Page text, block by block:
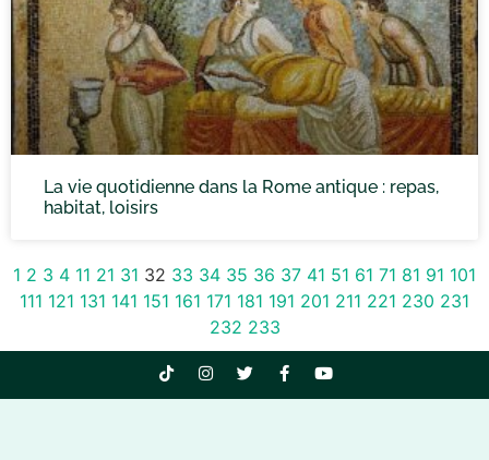
La vie quotidienne dans la Rome antique : repas,
habitat, loisirs
1 2 3 4 11 21 31 32 33 34 35 36 37 41 51 61 71 81 91 101
111 121 131 141 151 161 171 181 191 201 211 221 230 231
232 233